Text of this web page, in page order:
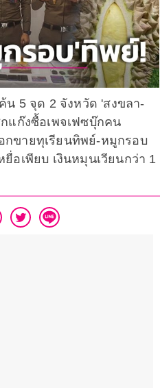
น 5 จุด 2 จังหวัด 'สงขลา-
แก๊งซื้อเพจเฟซบุ๊กคน
กขายทุเรียนทิพย์-หมูกรอบ
อเพียบ เงินหมุนเวียนกว่า 1